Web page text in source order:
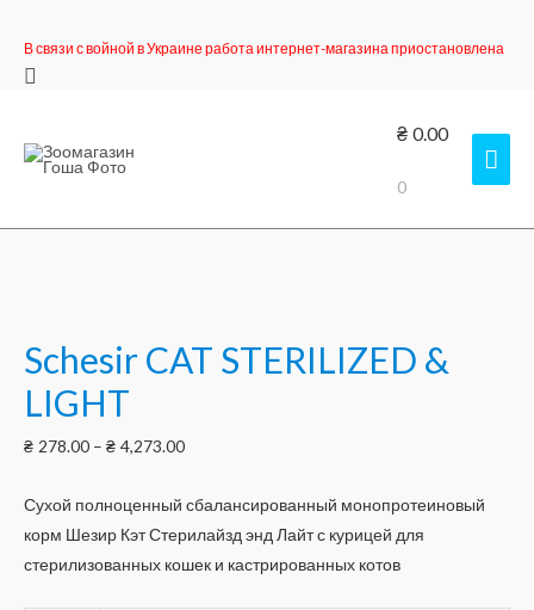
В связи с войной в Украине работа интернет-магазина приостановлена
Поиск
₴ 0.00
0
Schesir CAT STERILIZED &
LIGHT
₴ 278.00 – ₴ 4,273.00
Сухой полноценный сбалансированный монопротеиновый
корм Шезир Кэт Стерилайзд энд Лайт с курицей для
стерилизованных кошек и кастрированных котов